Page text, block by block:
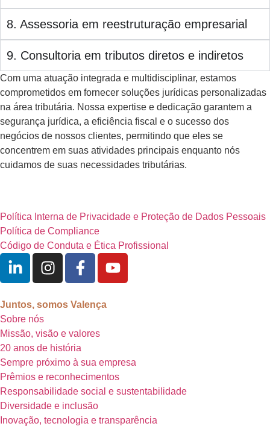
8. Assessoria em reestruturação empresarial
9. Consultoria em tributos diretos e indiretos
Com uma atuação integrada e multidisciplinar, estamos
comprometidos em fornecer soluções jurídicas personalizadas
na área tributária. Nossa expertise e dedicação garantem a
segurança jurídica, a eficiência fiscal e o sucesso dos
negócios de nossos clientes, permitindo que eles se
concentrem em suas atividades principais enquanto nós
cuidamos de suas necessidades tributárias.
Política Interna de Privacidade e Proteção de Dados Pessoais
Política de Compliance
Código de Conduta e Ética Profissional
Juntos, somos Valença
Sobre nós
Missão, visão e valores
20 anos de história
Sempre próximo à sua empresa
Prêmios e reconhecimentos
Responsabilidade social e sustentabilidade
Diversidade e inclusão
Inovação, tecnologia e transparência